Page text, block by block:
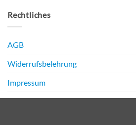
Rechtliches
AGB
Widerrufsbelehrung
Impressum